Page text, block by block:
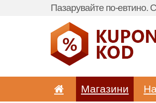
Пазарувайте по-евтино.
Магазини